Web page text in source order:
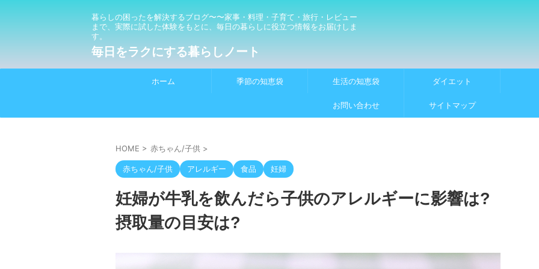
暮らしの困ったを解決するブログ〜〜家事・料理・子育て・旅行・レビュー
まで、実際に試した体験をもとに、毎日の暮らしに役立つ情報をお届けしま
す。
毎日をラクにする暮らしノート
ホーム 季節の知恵袋 生活の知恵袋 ダイエット
お問い合わせ サイトマップ
HOME > 赤ちゃん/子供 >
赤ちゃん/子供 アレルギー 食品 妊婦
妊婦が牛乳を飲んだら子供のアレルギーに影響は?
摂取量の目安は?